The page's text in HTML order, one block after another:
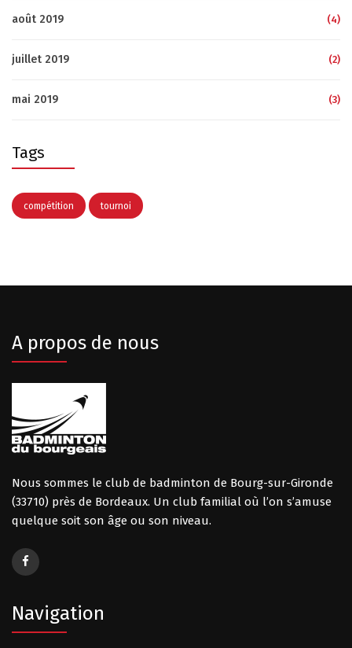
août 2019 (4)
juillet 2019 (2)
mai 2019 (3)
Tags
compétition tournoi
A propos de nous
Nous sommes le club de badminton de Bourg-sur-Gironde
(33710) près de Bordeaux. Un club familial où l’on s’amuse
quelque soit son âge ou son niveau.
Navigation